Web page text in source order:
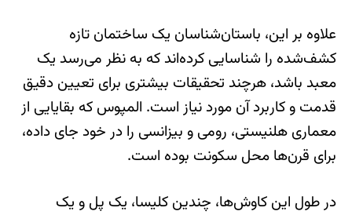
علاوه بر این، باستان‌شناسان یک ساختمان تازه
کشف‌شده را شناسایی کرده‌اند که به نظر می‌رسد یک
معبد باشد، هرچند تحقیقات بیشتری برای تعیین دقیق
قدمت و کاربرد آن مورد نیاز است. المپوس که بقایایی از
معماری هلنیستی، رومی و بیزانسی را در خود جای داده،
برای قرن‌ها محل سکونت بوده است.
در طول این کاوش‌ها، چندین کلیسا، یک پل و یک